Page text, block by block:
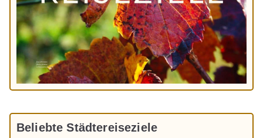
Beliebte Städtereiseziele